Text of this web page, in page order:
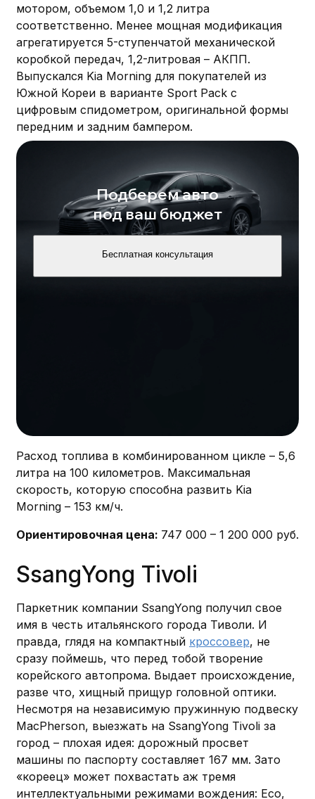
мотором, объемом 1,0 и 1,2 литра
соответственно. Менее мощная модификация
агрегатируется 5-ступенчатой механической
коробкой передач, 1,2-литровая – АКПП.
Выпускался Kia Morning для покупателей из
Южной Кореи в варианте Sport Pack с
цифровым спидометром, оригинальной формы
передним и задним бампером.
Подберем авто
под ваш бюджет
Бесплатная консультация
Расход топлива в комбинированном цикле – 5,6
литра на 100 километров. Максимальная
скорость, которую способна развить Kia
Morning – 153 км/ч.
Ориентировочная цена: 747 000 – 1 200 000 руб.
SsangYong Tivoli
Паркетник компании SsangYong получил свое
имя в честь итальянского города Тиволи. И
правда, глядя на компактный кроссовер, не
сразу поймешь, что перед тобой творение
корейского автопрома. Выдает происхождение,
разве что, хищный прищур головной оптики.
Несмотря на независимую пружинную подвеску
MacPherson, выезжать на SsangYong Tivoli за
город – плохая идея: дорожный просвет
машины по паспорту составляет 167 мм. Зато
«кореец» может похвастать аж тремя
интеллектуальными режимами вождения: Eco,